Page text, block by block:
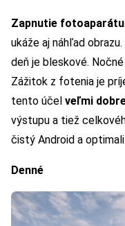
Zapnutie
ukáže aj náhľad
deň je bleskové.
Zážitok z fotenia je
tento účel veľmi
výstupu a tiež
čistý Android a
Denné